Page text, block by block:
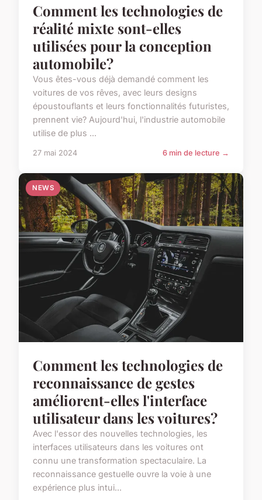
Comment les technologies de
réalité mixte sont-elles
utilisées pour la conception
automobile?
Vous êtes-vous déjà demandé comment les
voitures de vos rêves, avec leurs designs
époustouflants et leurs fonctionnalités futuristes,
prennent vie? Aujourd'hui, l'industrie automobile
utilise de plus ...
27 mai 2024 6 min de lecture →
NEWS
Comment les technologies de
reconnaissance de gestes
améliorent-elles l'interface
utilisateur dans les voitures?
Avec l'essor des nouvelles technologies, les
interfaces utilisateurs dans les voitures ont
connu une transformation spectaculaire. La
reconnaissance gestuelle ouvre la voie à une
expérience plus intui...